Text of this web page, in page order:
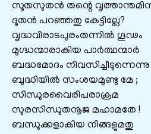
സൂതസുതൻ തന്റെ
ദൂതൻ പറഞ്ഞതു കേട്ടില്ലേ?
വൃദ്ധവിരാടപുരംതന്നിൽ ഗൂഢം
മുഗ്ദ്ധന്മാരാകിയ പാർത്ഥന്മാർ
ബദ്ധമോദം നിവസിച്ചീടുന്നെന്നു
ബുദ്ധിയിൽ സംശയമുണ്ടു മേ ;
സിന്ധുരവൈരിപരാക്രമ
സുരസിന്ധുതനൂജ മഹാമതേ !
ബന്ധുക്കളാകിയ നിങ്ങളുമതു